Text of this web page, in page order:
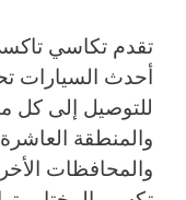
تقدم تكاسي
أحدث السيارات
للتوصيل إلى كل
والمنطقة
والمحافظات